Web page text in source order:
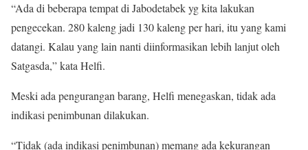
“Ada di beberapa tempat di Jabodetabek yg kita lakukan
pengecekan. 280 kaleng jadi 130 kaleng per hari, itu yang kami
datangi. Kalau yang lain nanti diinformasikan lebih lanjut oleh
Satgasda,” kata Helfi.
Meski ada pengurangan barang, Helfi menegaskan, tidak ada
indikasi penimbunan dilakukan.
“Tidak (ada indikasi penimbunan) memang ada kekurangan